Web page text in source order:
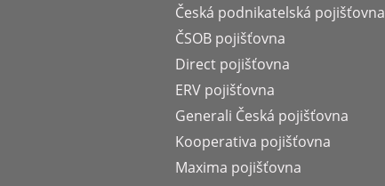
Česká podnikatelská pojišťovna
ČSOB pojišťovna
Direct pojišťovna
ERV pojišťovna
Generali Česká pojišťovna
Kooperativa pojišťovna
Maxima pojišťovna